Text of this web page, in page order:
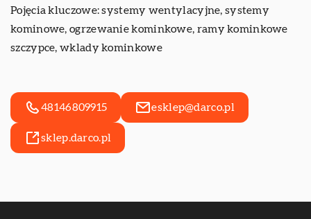
Pojęcia kluczowe: systemy wentylacyjne, systemy
kominowe, ogrzewanie kominkowe, ramy kominkowe
szczypce,wklady kominkowe
48146809915 esklep@darco.pl
sklep.darco.pl